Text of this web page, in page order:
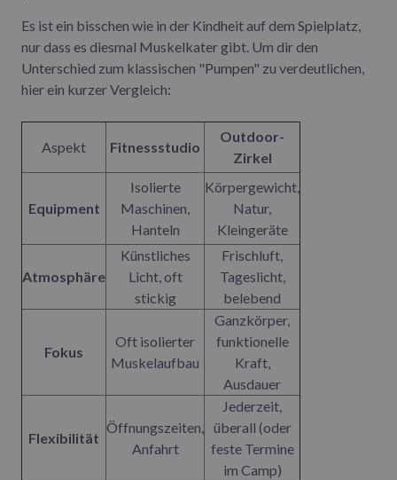
Es ist ein bisschen wie in der Kindheit auf dem Spielplatz,
nur dass es diesmal Muskelkater gibt. Um dir den
Unterschied zum klassischen "Pumpen" zu verdeutlichen,
hier ein kurzer Vergleich:
Aspekt Fitnessstudio
Outdoor-
Zirkel
Equipment
Isolierte
Maschinen,
Hanteln
Körpergewicht,
Natur,
Kleingeräte
Atmosphäre
Künstliches
Licht, oft
stickig
Frischluft,
Tageslicht,
belebend
Fokus
Oft isolierter
Muskelaufbau
Ganzkörper,
funktionelle
Kraft,
Ausdauer
Flexibilität
Öffnungszeiten,
Anfahrt
Jederzeit,
überall (oder
feste Termine
im Camp)